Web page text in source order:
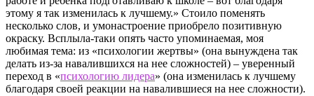
этому я так изменилась к лучшему.» Стоило поменять
несколько слов, и умонастроение приобрело позитивную
окраску. Всплыла-таки опять часто упоминаемая, моя
любимая тема: из «психологии жертвы» (она вынуждена так
делать из-за навалившихся на нее сложностей) – уверенный
переход в «психологию лидера» (она изменилась к лучшему
благодаря своей реакции на навалившиеся на нее сложности).